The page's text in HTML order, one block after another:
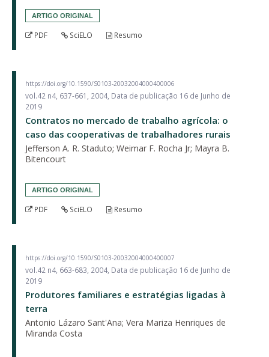
ARTIGO ORIGINAL
PDF SciELO Resumo
https://doi.org/10.1590/S0103-20032004000400006
vol.42 n4, 637-661, 2004, Data de publicação 16 de Junho de
2019
Contratos no mercado de trabalho agrícola: o
caso das cooperativas de trabalhadores rurais
Jefferson A. R. Staduto; Weimar F. Rocha Jr; Mayra B.
Bitencourt
ARTIGO ORIGINAL
PDF SciELO Resumo
https://doi.org/10.1590/S0103-20032004000400007
vol.42 n4, 663-683, 2004, Data de publicação 16 de Junho de
2019
Produtores familiares e estratégias ligadas à
terra
Antonio Lázaro Sant'Ana; Vera Mariza Henriques de
Miranda Costa